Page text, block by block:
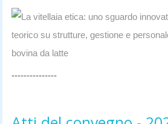
La vitellaia etica: uno sguardo
teorico su strutture, gestione e
bovina da latte
---------------